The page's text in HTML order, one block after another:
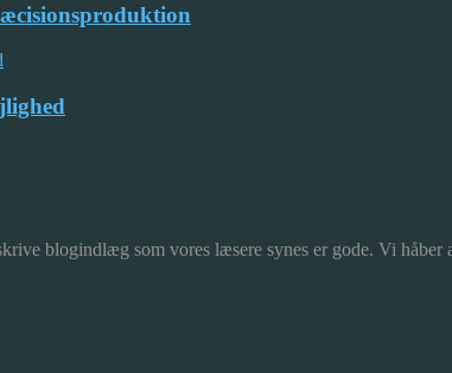
blogindlæg som vores læsere synes er gode. Vi